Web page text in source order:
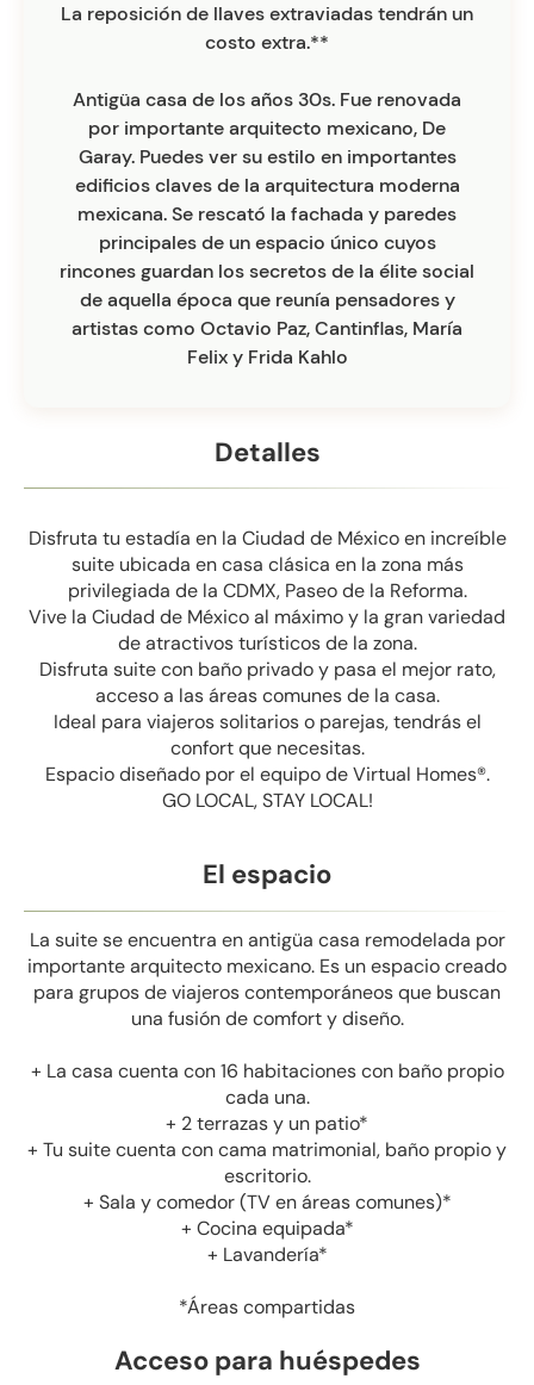
Detalles
Disfruta tu estadía en la Ciudad de México en increíble
suite ubicada en casa clásica en la zona más
privilegiada de la CDMX, Paseo de la Reforma.
Vive la Ciudad de México al máximo y la gran variedad
de atractivos turísticos de la zona.
Disfruta suite con baño privado y pasa el mejor rato,
acceso a las áreas comunes de la casa.
Ideal para viajeros solitarios o parejas, tendrás el
confort que necesitas.
Espacio diseñado por el equipo de Virtual Homes®.
GO LOCAL, STAY LOCAL!
El espacio
La suite se encuentra en antigüa casa remodelada por
importante arquitecto mexicano. Es un espacio creado
para grupos de viajeros contemporáneos que buscan
una fusión de comfort y diseño.
+ La casa cuenta con 16 habitaciones con baño propio
cada una.
+ 2 terrazas y un patio*
+ Tu suite cuenta con cama matrimonial, baño propio y
escritorio.
+ Sala y comedor (TV en áreas comunes)*
+ Cocina equipada*
+ Lavandería*
*Áreas compartidas
Acceso para huéspedes
La reposición de llaves extraviadas tendrán un
costo extra.**
Antigüa casa de los años 30s. Fue renovada
por importante arquitecto mexicano, De
Garay. Puedes ver su estilo en importantes
edificios claves de la arquitectura moderna
mexicana. Se rescató la fachada y paredes
principales de un espacio único cuyos
rincones guardan los secretos de la élite social
de aquella época que reunía pensadores y
artistas como Octavio Paz, Cantinflas, María
Felix y Frida Kahlo